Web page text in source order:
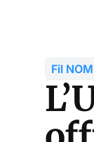
Fil NOM